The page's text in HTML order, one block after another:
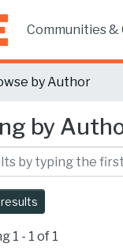
Communities
by Author
by
1 - 1 of 1